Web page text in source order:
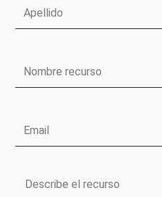
recurso
Mensaje